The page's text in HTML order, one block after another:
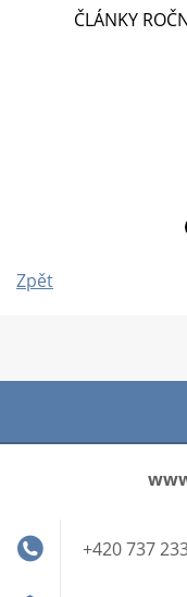
ČLÁNKY
Zpět
+420 737